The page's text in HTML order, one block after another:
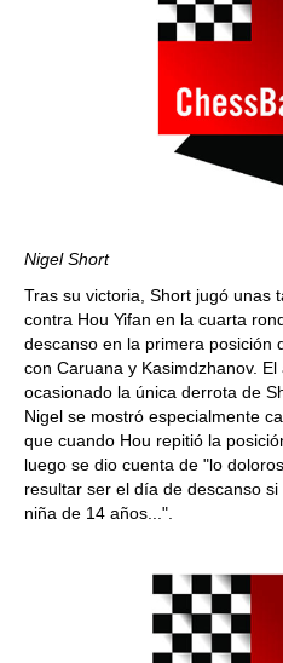
Nigel Short
Tras su victoria, Short jugó unas
contra Hou Yifan en la cuarta
descanso en la primera posición
con Caruana y Kasimdzhanov.
ocasionado la única derrota de
Nigel se mostró especialmente
que cuando Hou repitió la
luego se dio cuenta de "lo
resultar ser el día de descanso
niña de 14 años...".